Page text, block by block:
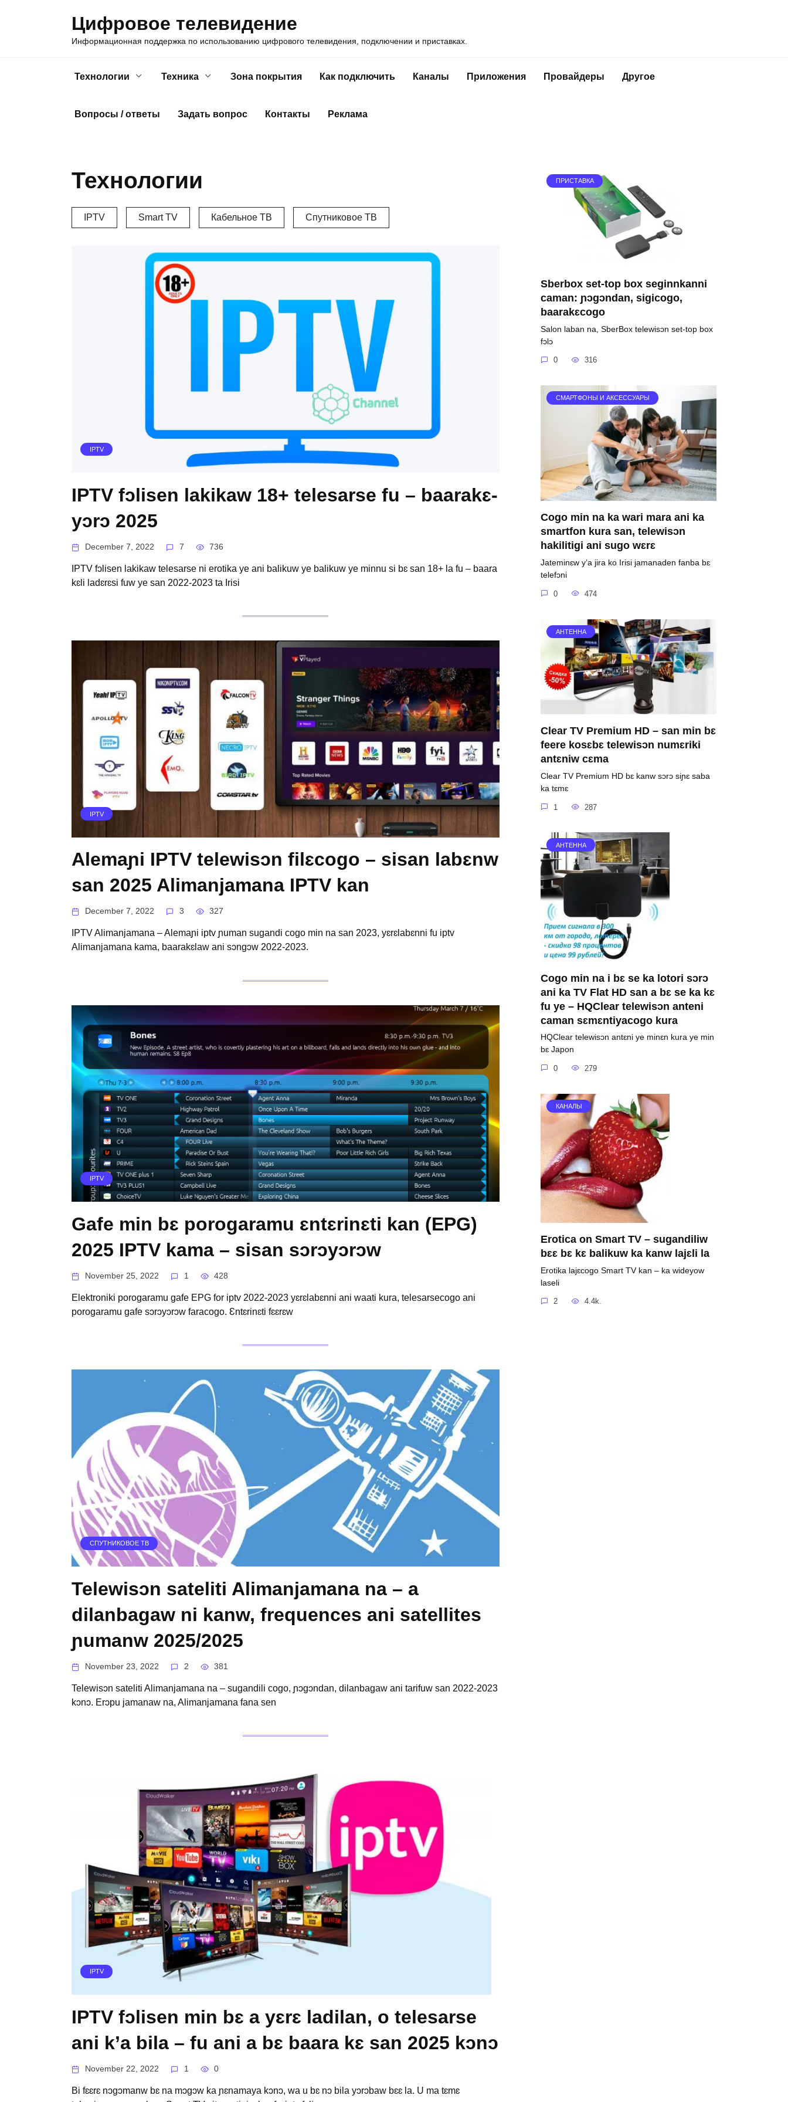
Цифровое телевидение
Информационная поддержка по использованию цифрового телевидения, подключении и приставках.
Технологии Техника Зона покрытия Как подключить Каналы Приложения Провайдеры Другое
Вопросы / ответы Задать вопрос Контакты Реклама
Технологии
IPTV Smart TV Кабельное ТВ Спутниковое ТВ
IPTV
IPTV fɔlisen lakikaw 18+ telesarse fu – baarakɛ-
yɔrɔ 2025
December 7, 2022 7 736
IPTV fɔlisen lakikaw telesarse ni erotika ye ani balikuw ye balikuw ye minnu si bɛ san 18+ la fu – baara
kɛli ladɛrɛsi fuw ye san 2022-2023 ta Irisi
IPTV
Alemaɲi IPTV telewisɔn filɛcogo – sisan labɛnw
san 2025 Alimanjamana IPTV kan
December 7, 2022 3 327
IPTV Alimanjamana – Alemaɲi iptv ɲuman sugandi cogo min na san 2023, yɛrɛlabɛnni fu iptv
Alimanjamana kama, baarakɛlaw ani sɔngɔw 2022-2023.
IPTV
Gafe min bɛ porogaramu ɛntɛrinɛti kan (EPG)
2025 IPTV kama – sisan sɔrɔyɔrɔw
November 25, 2022 1 428
Elektroniki porogaramu gafe EPG for iptv 2022-2023 yɛrɛlabɛnni ani waati kura, telesarsecogo ani
porogaramu gafe sɔrɔyɔrɔw faracogo. Ɛntɛrinɛti fɛɛrɛw
СПУТНИКОВОЕ ТВ
Telewisɔn sateliti Alimanjamana na – a
dilanbagaw ni kanw, frequences ani satellites
ɲumanw 2025/2025
November 23, 2022 2 381
Telewisɔn sateliti Alimanjamana na – sugandili cogo, ɲɔgɔndan, dilanbagaw ani tarifuw san 2022-2023
kɔnɔ. Erɔpu jamanaw na, Alimanjamana fana sen
IPTV
IPTV fɔlisen min bɛ a yɛrɛ ladilan, o telesarse
ani k’a bila – fu ani a bɛ baara kɛ san 2025 kɔnɔ
November 22, 2022 1 0
Bi fɛɛrɛ nɔgɔmanw bɛ na mɔgɔw ka ɲɛnamaya kɔnɔ, wa u bɛ nɔ bila yɔrɔbaw bɛɛ la. U ma tɛmɛ
ПРИСТАВКА
Sberbox set-top box seginnkanni
caman: ɲɔgɔndan, sigicogo,
baarakɛcogo
Salon laban na, SberBox telewisɔn set-top box
fɔlɔ
0 316
СМАРТФОНЫ И АКСЕССУАРЫ
Cogo min na ka wari mara ani ka
smartfon kura san, telewisɔn
hakilitigi ani sugo wɛrɛ
Jateminɛw y’a jira ko Irisi jamanaden fanba bɛ
telefɔni
0 474
АНТЕННА
Clear TV Premium HD – san min bɛ
feere kosɛbɛ telewisɔn numɛriki
antɛniw cɛma
Clear TV Premium HD bɛ kanw sɔrɔ siɲɛ saba
ka tɛmɛ
1 287
АНТЕННА
Cogo min na i bɛ se ka lotori sɔrɔ
ani ka TV Flat HD san a bɛ se ka kɛ
fu ye – HQClear telewisɔn anteni
caman sɛmɛntiyacogo kura
HQClear telewisɔn antɛni ye minɛn kura ye min
bɛ Japon
0 279
КАНАЛЫ
Erotica on Smart TV – sugandiliw
bɛɛ bɛ kɛ balikuw ka kanw lajɛli la
Erotika lajɛcogo Smart TV kan – ka wideyow
laseli
2 4.4k.